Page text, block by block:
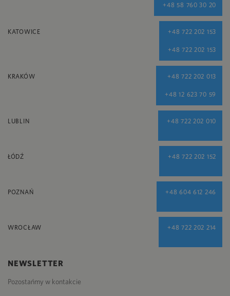
+48 58 760 30 20
KATOWICE +48 722 202 153
+48 722 202 153
KRAKÓW +48 722 202 013
+48 12 623 70 59
LUBLIN +48 722 202 010
ŁÓDŹ +48 722 202 152
POZNAŃ +48 604 612 246
WROCŁAW +48 722 202 214
NEWSLETTER
Pozostańmy w kontakcie